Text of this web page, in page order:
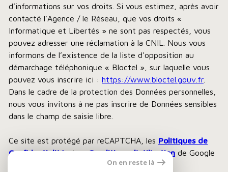
d’informations sur vos droits. Si vous estimez, après avoir
contacté l'Agence / le Réseau, que vos droits «
Informatique et Libertés » ne sont pas respectés, vous
pouvez adresser une réclamation à la CNIL. Nous vous
informons de l’existence de la liste d'opposition au
démarchage téléphonique « Bloctel », sur laquelle vous
pouvez vous inscrire ici : https://www.bloctel.gouv.fr
Dans le cadre de la protection des Données personnelles,
nous vous invitons à ne pas inscrire de Données sensibles
dans le champ de saisie libre.
Ce site est protégé par reCAPTCHA, les Politiques de
Confidentialitéet esConditions d'utilisation de Google
On en reste là